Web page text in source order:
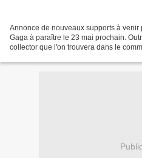
Annonce de nouveaux supports à
Gaga à paraître le 23 mai prochain.
collector que l'on trouvera dans le